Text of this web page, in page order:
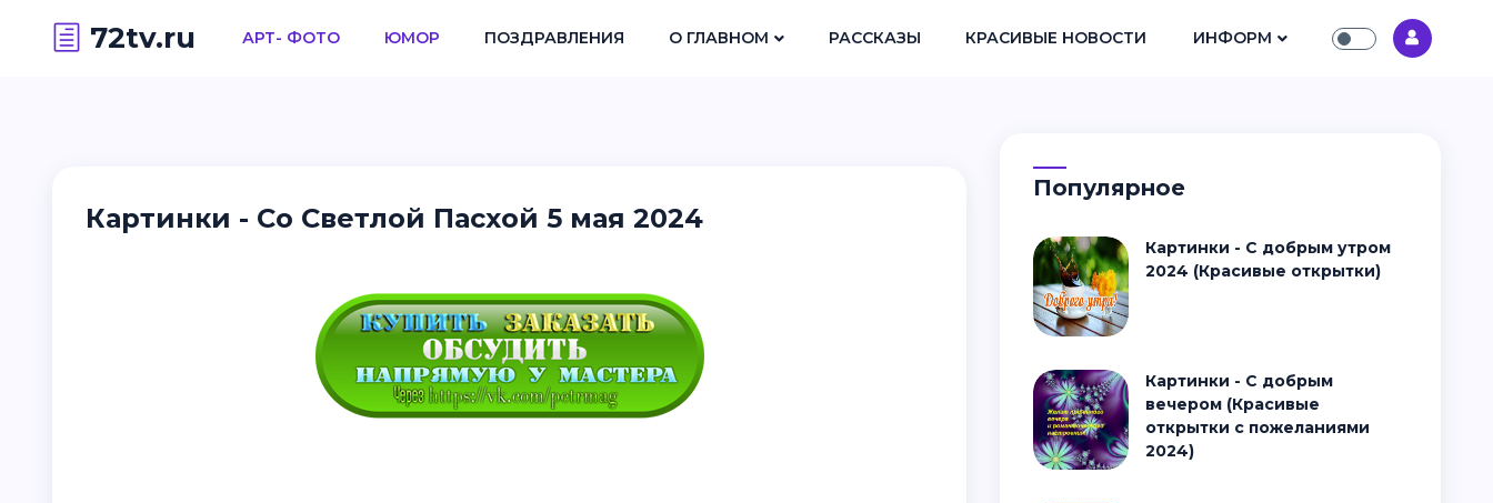
72tv.ru АРТ- ФОТО ЮМОР ПОЗДРАВЛЕНИЯ О ГЛАВНОМ РАССКАЗЫ КРАСИВЫЕ НОВОСТИ ИНФОРМ
Картинки - Со Светлой Пасхой 5 мая 2024
Популярное
Картинки - С добрым утром
2024 (Красивые открытки)
Картинки - С добрым
вечером (Красивые
открытки с пожеланиями
2024)